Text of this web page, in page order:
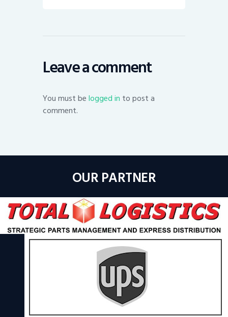
Leave a comment
You must belogged in to post a
comment.
OUR PARTNER